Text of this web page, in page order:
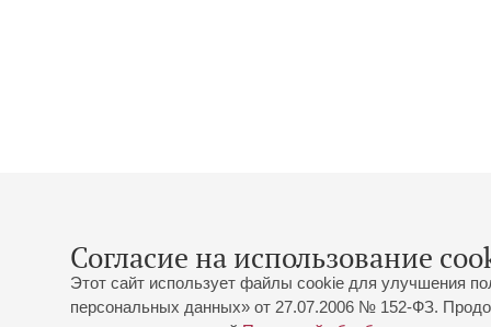
Согласие на использование
Этот сайт использует файлы cookie для улучшения
персональных данных» от 27.07.2006 № 152-ФЗ.